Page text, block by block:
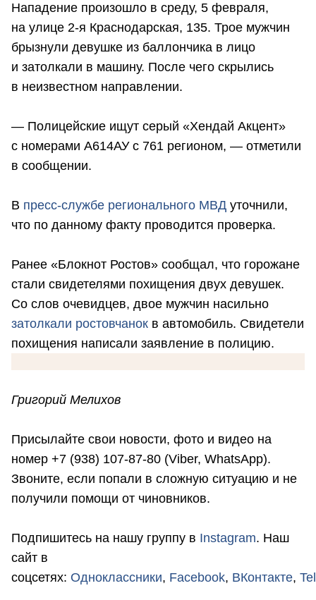
Нападение произошло в среду, 5 февраля,
на улице 2-я Краснодарская, 135. Трое мужчин
брызнули девушке из баллончика в лицо
и затолкали в машину. После чего скрылись
в неизвестном направлении.
— Полицейские ищут серый «Хендай Акцент»
с номерами А614АУ с 761 регионом, — отметили
в сообщении.
В пресс-службе регионального МВД уточнили,
что по данному факту проводится проверка.
Ранее «Блокнот Ростов» сообщал, что горожане
стали свидетелями похищения двух девушек.
Со слов очевидцев, двое мужчин насильно
затолкали ростовчанок в автомобиль. Свидетели
похищения написали заявление в полицию.
Григорий Мелихов
Присылайте свои новости, фото и видео на
номер +7 (938) 107-87-80 (Viber, WhatsApp).
Звоните, если попали в сложную ситуацию и не
получили помощи от чиновников.
Подпишитесь на нашу группу в Instagram. Наш
сайт в
соцсетях: Одноклассники, Facebook, ВКонтакте,